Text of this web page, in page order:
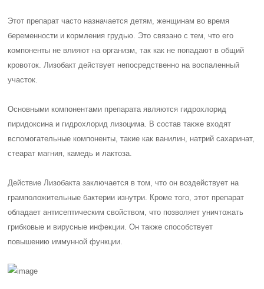
Этот препарат часто назначается детям, женщинам во время
беременности и кормления грудью. Это связано с тем, что его
компоненты не влияют на организм, так как не попадают в общий
кровоток. Лизобакт действует непосредственно на воспаленный
участок.
Основными компонентами препарата являются гидрохлорид
пиридоксина и гидрохлорид лизоцима. В состав также входят
вспомогательные компоненты, такие как ванилин, натрий сахаринат,
стеарат магния, камедь и лактоза.
Действие Лизобакта заключается в том, что он воздействует на
грамположительные бактерии изнутри. Кроме того, этот препарат
обладает антисептическим свойством, что позволяет уничтожать
грибковые и вирусные инфекции. Он также способствует
повышению иммунной функции.